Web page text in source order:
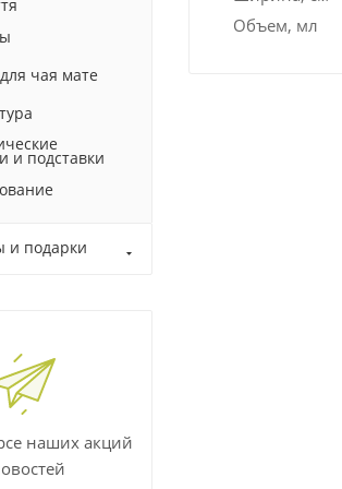
Объем, мл
чая мате
и подставки
и подарки
наших акций